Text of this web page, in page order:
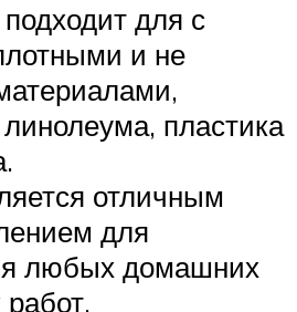
для с
и не
пластика
отличным
для
любых домашних